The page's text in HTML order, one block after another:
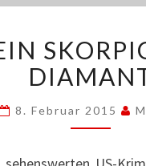
WIE
EIN
HART
WIE
8. Februar 2015